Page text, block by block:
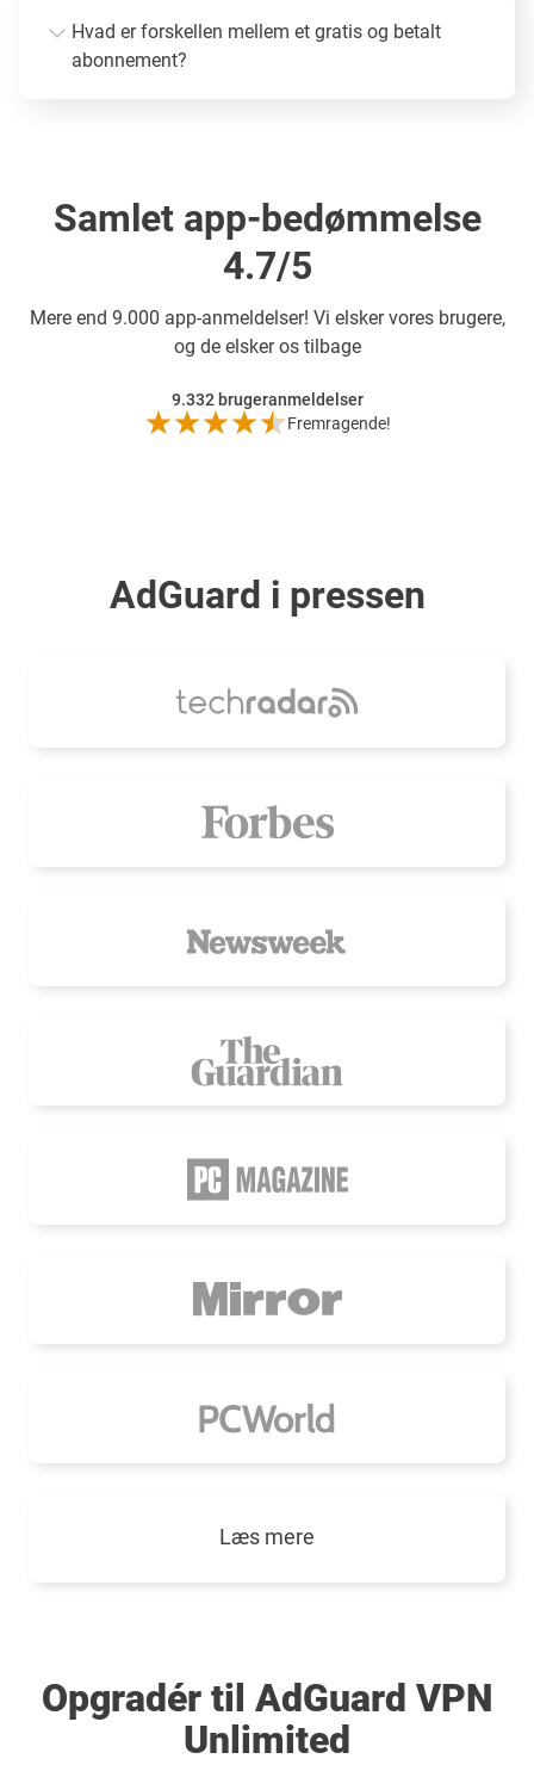
Hvad er forskellen mellem et gratis og betalt
abonnement?
Samlet app-bedømmelse
4.7/5
Mere end 9.000 app-anmeldelser! Vi elsker vores brugere,
og de elsker os tilbage
9.332 brugeranmeldelser
Fremragende!
AdGuard i pressen
Læs mere
Opgradér til AdGuard VPN
Unlimited